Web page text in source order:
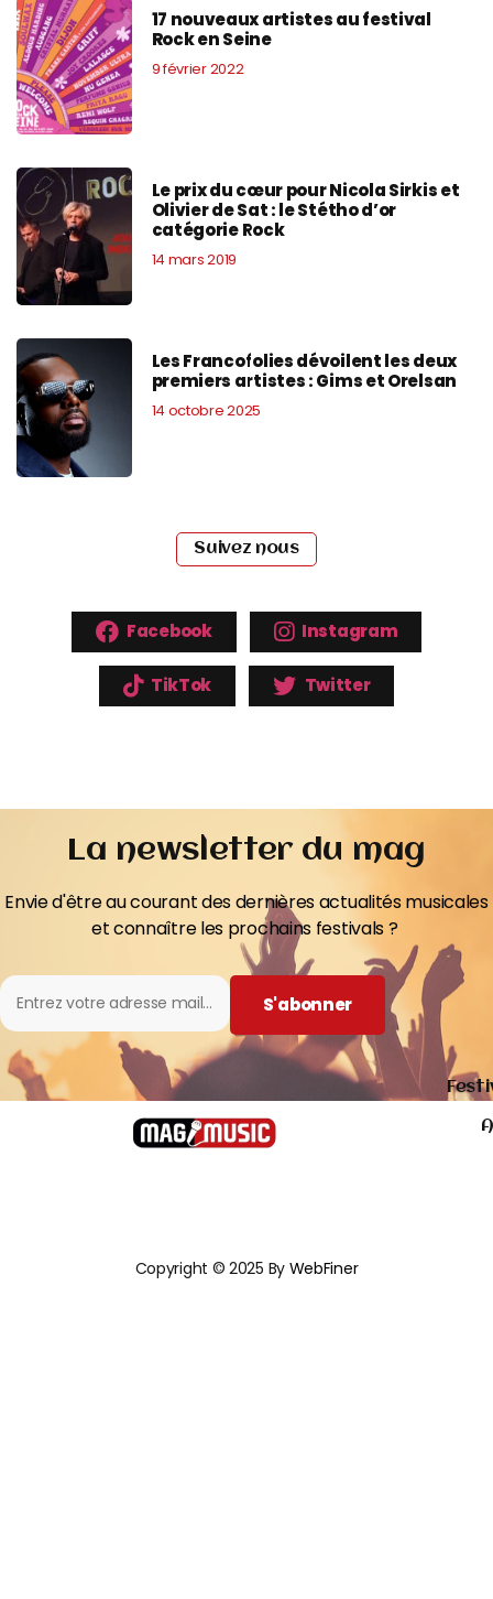
17 nouveaux artistes au festival
Rock en Seine
9 février 2022
Le prix du cœur pour Nicola Sirkis et
Olivier de Sat : le Stétho d’or
catégorie Rock
14 mars 2019
Les Francofolies dévoilent les deux
premiers artistes : Gims et Orelsan
14 octobre 2025
Suivez nous
Facebook Instagram
TikTok Twitter
La newsletter du mag
Envie d'être au courant des dernières actualités musicales
et connaître les prochains festivals ?
S'abonner
Copyright © 2025 By WebFiner